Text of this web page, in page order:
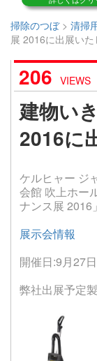
掃除のつぼ> 清掃
展 2016に出展いた
206 VIEWS
建物い
2016に
ケルヒャー ジ
会館 吹上ホー
ナンス展 2016
展示会情報
開催日:9月27
弊社出展予定